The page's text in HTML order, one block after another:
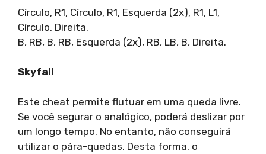
Círculo, R1, Círculo, R1, Esquerda (2x), R1, L1,
Círculo, Direita.
B, RB, B, RB, Esquerda (2x), RB, LB, B, Direita.
Skyfall
Este cheat permite flutuar em uma queda livre.
Se você segurar o analógico, poderá deslizar por
um longo tempo. No entanto, não conseguirá
utilizar o pára-quedas. Desta forma, o